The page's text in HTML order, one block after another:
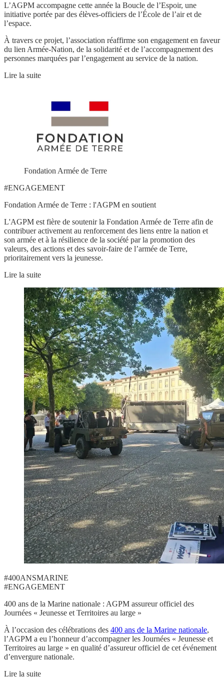
L’AGPM accompagne cette année la Boucle de l’Espoir, une
initiative portée par des élèves-officiers de l’École de l’air et de
l’espace.
À travers ce projet, l’association réaffirme son engagement en faveur
du lien Armée-Nation, de la solidarité et de l’accompagnement des
personnes marquées par l’engagement au service de la nation.
Lire la suite
Fondation Armée de Terre
#ENGAGEMENT
Fondation Armée de Terre : l'AGPM en soutient
L'AGPM est fière de soutenir la Fondation Armée de Terre afin de
contribuer activement au renforcement des liens entre la nation et
son armée et à la résilience de la société par la promotion des
valeurs, des actions et des savoir-faire de l’armée de Terre,
prioritairement vers la jeunesse.
Lire la suite
#400ANSMARINE
#ENGAGEMENT
400 ans de la Marine nationale : AGPM assureur officiel des
Journées « Jeunesse et Territoires au large »
À l’occasion des célébrations des 400 ans de la Marine nationale,
l’AGPM a eu l’honneur d’accompagner les Journées « Jeunesse et
Territoires au large » en qualité d’assureur officiel de cet événement
d’envergure nationale.
Lire la suite